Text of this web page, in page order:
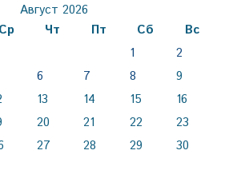
Август 2026
Ср Чт Пт Сб
Вс
1
2
6 7 8
9
13 14 15
16
20 21 22
23
27 28 29
30